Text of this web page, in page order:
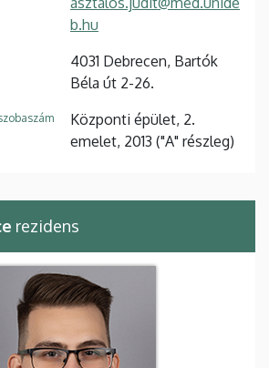
b.hu
4031 Debrecen, Bartók
Béla út 2-26.
Központi épület, 2.
emelet, 2013 ("A" részleg)
rezidens